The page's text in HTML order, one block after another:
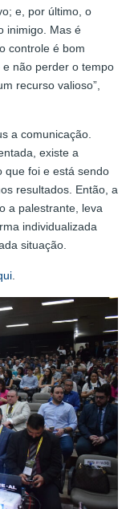
e, por último, o
inimigo. Mas é
controle é bom
não perder o tempo
recurso valioso”,
a comunicação.
existe a
que foi e está sendo
resultados. Então, a
a palestrante, leva
individualizada
situação.
.